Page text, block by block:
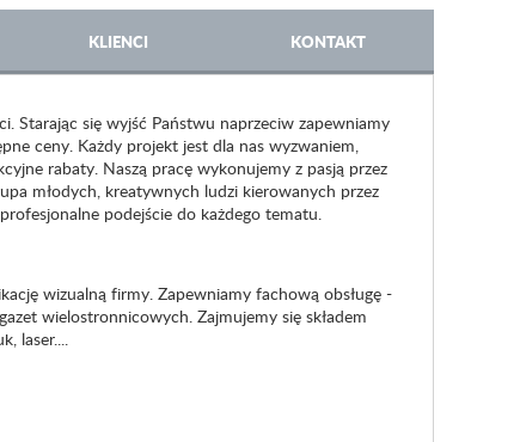
KLIENCI KONTAKT
Starając się wyjść Państwu naprzeciw zapewniamy
ceny. Każdy projekt jest dla nas wyzwaniem,
rabaty. Naszą pracę wykonujemy z pasją przez
młodych, kreatywnych ludzi kierowanych przez
podejście do każdego tematu.
wizualną firmy. Zapewniamy fachową obsługę -
wielostronnicowych. Zajmujemy się składem
laser....